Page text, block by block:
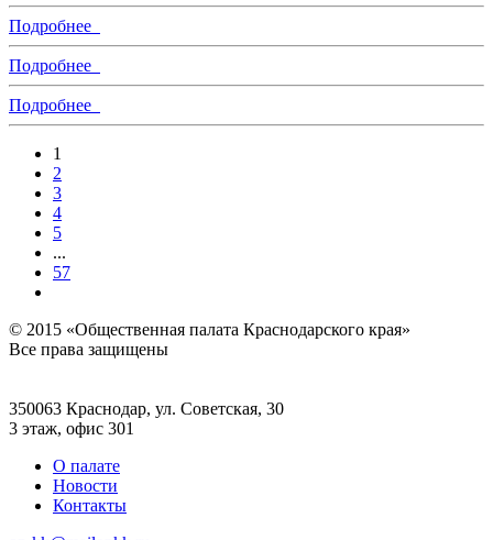
Подробнее
Подробнее
Подробнее
1
2
3
4
5
...
57
© 2015 «Общественная палата Краснодарского края»
Все права защищены
350063 Краснодар, ул. Советская, 30
3 этаж, офис 301
О палате
Новости
Контакты